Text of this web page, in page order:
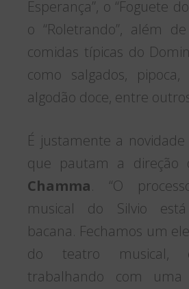
Esperança”, o “Foguete
o “Roletrando”, além
comidas típicas do
como salgados,
algodão doce, entre
É justamente a
que pautam a direção
Chamma. “O
musical do Silvio
bacana. Fechamos um
do teatro musical,
trabalhando com